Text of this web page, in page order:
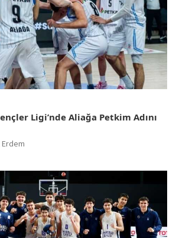
Ligi’nde Aliağa Petkim Adını